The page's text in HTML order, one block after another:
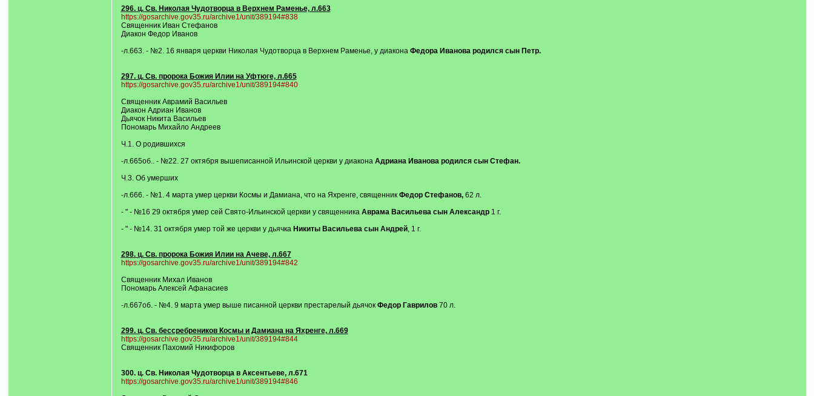
296. ц. Св. Николая Чудотворца в Верхнем Раменье, л.663
https://gosarchive.gov35.ru/archive1/unit/389194#838
Священник Иван Стефанов
Диакон Федор Иванов
-л.663. - №2. 16 января церкви Николая Чудотворца в Верхнем Раменье, у диакона Федора Иванова родился сын Петр.
297. ц. Св. пророка Божия Илии на Уфтюге, л.665
https://gosarchive.gov35.ru/archive1/unit/389194#840
Священник Аврамий Васильев
Диакон Адриан Иванов
Дьячок Никита Васильев
Пономарь Михайло Андреев
Ч.1. О родившихся
-л.665об.. - №22. 27 октября вышеписанной Ильинской церкви у диакона Адриана Иванова родился сын Стефан.
Ч.3. Об умерших
-л.666. - №1. 4 марта умер церкви Космы и Дамиана, что на Яхренге, священник Федор Стефанов,62 л.
- " - №16 29 октября умер сей Свято-Ильинской церкви у священника Аврама Васильева сын Александр 1 г.
- " - №14. 31 октября умер той же церкви у дьячка Никиты Васильева сын Андрей, 1 г.
298. ц. Св. пророка Божия Илии на Ачеве, л.667
https://gosarchive.gov35.ru/archive1/unit/389194#842
Священник Михал Иванов
Пономарь Алексей Афанасиев
-л.667об. - №4. 9 марта умер выше писанной церкви престарелый дьячок Федор Гаврилов70 л.
299. ц. Св. бессребреников Космы и Дамиана на Яхренге, л.669
https://gosarchive.gov35.ru/archive1/unit/389194#844
Священник Пахомий Никифоров
300. ц. Св. Николая Чудотворца в Аксентьеве, л.671
https://gosarchive.gov35.ru/archive1/unit/389194#846